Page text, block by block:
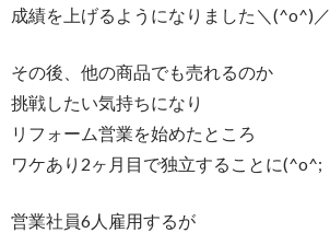
成績を上げるようになりました＼(^o^)／
その後、他の商品でも売れるのか
挑戦したい気持ちになり
リフォーム営業を始めたところ
ワケあり2ヶ月目で独立することに(^o^;
営業社員6人雇用するが